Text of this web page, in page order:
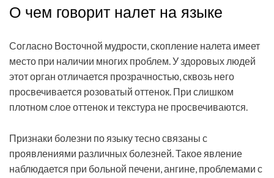
О чем говорит налет на языке
Согласно Восточной мудрости, скопление налета имеет
место при наличии многих проблем. У здоровых людей
этот орган отличается прозрачностью, сквозь него
просвечивается розоватый оттенок. При слишком
плотном слое оттенок и текстура не просвечиваются.
Признаки болезни по языку тесно связаны с
проявлениями различных болезней. Такое явление
наблюдается при больной печени, ангине, проблемами с